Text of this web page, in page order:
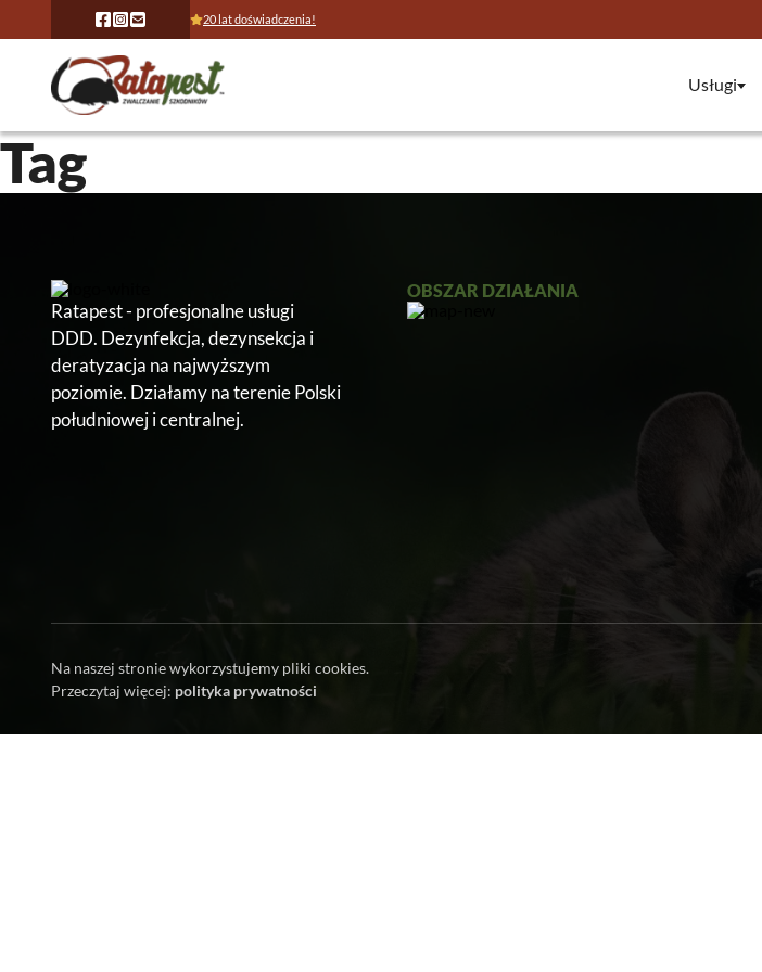
20 lat doświadczenia!
Usługi
Tag
Ratapest - profesjonalne usługi
DDD. Dezynfekcja, dezynsekcja i
deratyzacja na najwyższym
poziomie. Działamy na terenie Polski
południowej i centralnej.
OBSZAR DZIAŁANIA
Na naszej stronie wykorzystujemy pliki cookies.
Przeczytaj więcej: polityka prywatności